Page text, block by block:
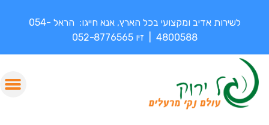
לשירות אדיב ומקצועי בכל הארץ, אנא חייגו: הראל 054-
4800588 | זיו 052-8776565